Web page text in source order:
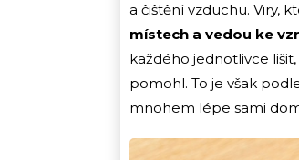
a čištění vzduchu. Viry,
místech a vedou ke
každého jednotlivce
pomohl. To je však
mnohem lépe sami